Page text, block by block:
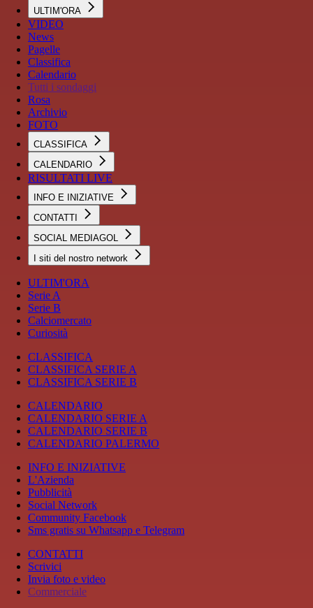
ULTIM'ORA
VIDEO
News
Pagelle
Classifica
Calendario
Tutti i sondaggi
Rosa
Archivio
FOTO
CLASSIFICA
CALENDARIO
RISULTATI LIVE
INFO E INIZIATIVE
CONTATTI
SOCIAL MEDIAGOL
I siti del nostro network
ULTIM'ORA
Serie A
Serie B
Calciomercato
Curiosità
CLASSIFICA
CLASSIFICA SERIE A
CLASSIFICA SERIE B
CALENDARIO
CALENDARIO SERIE A
CALENDARIO SERIE B
CALENDARIO PALERMO
INFO E INIZIATIVE
L'Azienda
Pubblicità
Social Network
Community Facebook
Sms gratis su Whatsapp e Telegram
CONTATTI
Scrivici
Invia foto e video
Commerciale